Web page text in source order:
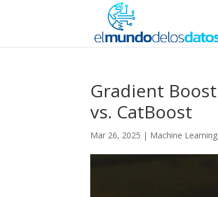
Gradient
vs. CatBoost
Mar 26, 2025 | Machine Learning